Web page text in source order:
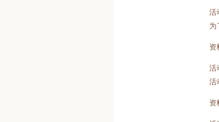
活
为
资
活
活
资